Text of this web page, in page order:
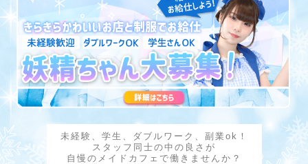
未経験、学生、ダブルワーク、副業ok！
スタッフ同士の中の良さが
自慢のメイドカフェで働きませんか？